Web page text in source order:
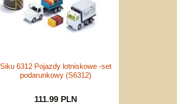
Siku 6312 Pojazdy lotniskowe -set
podarunkowy (S6312)
111.99 PLN